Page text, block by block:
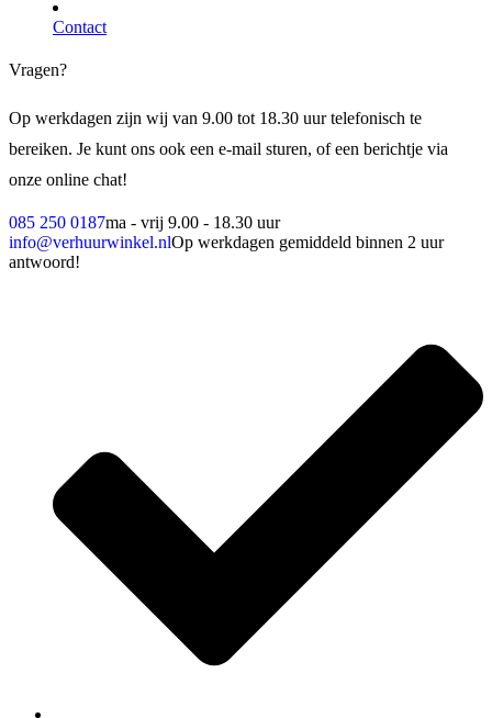
Contact
Vragen?
Op werkdagen zijn wij van 9.00 tot 18.30 uur telefonisch te
bereiken. Je kunt ons ook een e-mail sturen, of een berichtje via
onze online chat!
085 250 0187ma - vrij 9.00 - 18.30 uur
info@verhuurwinkel.nlOp werkdagen gemiddeld binnen 2 uur
antwoord!